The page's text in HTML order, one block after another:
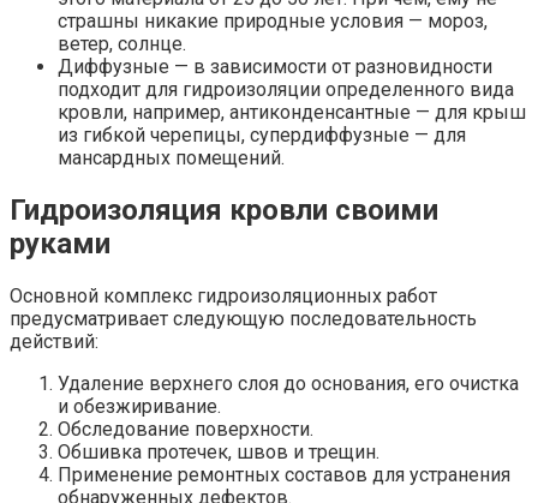
страшны никакие природные условия — мороз,
ветер, солнце.
Диффузные — в зависимости от разновидности
подходит для гидроизоляции определенного вида
кровли, например, антиконденсантные — для крыш
из гибкой черепицы, супердиффузные — для
мансардных помещений.
Гидроизоляция кровли своими
руками
Основной комплекс гидроизоляционных работ
предусматривает следующую последовательность
действий:
Удаление верхнего слоя до основания, его очистка
и обезжиривание.
Обследование поверхности.
Обшивка протечек, швов и трещин.
Применение ремонтных составов для устранения
обнаруженных дефектов.